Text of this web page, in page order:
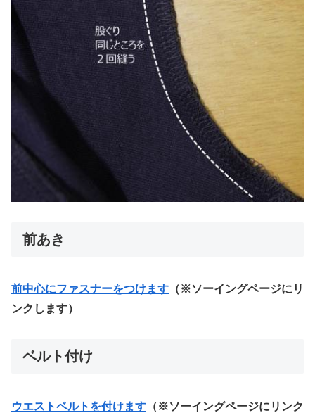
前あき
前中心にファスナーをつけます （※ソーイングページにリ
ンクします）
ベルト付け
ウエストベルトを付けます （※ソーイングページにリンク